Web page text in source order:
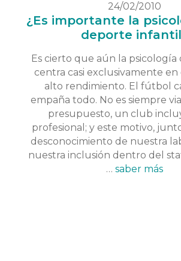
24/02/2010
¿Es importante la
deporte
Es cierto que aún la psicología
centra casi exclusivamente
alto rendimiento. El fútbol
empaña todo. No es siempre
presupuesto, un club
profesional; y este motivo,
desconocimiento de nuestra
nuestra inclusión dentro del
… saber más